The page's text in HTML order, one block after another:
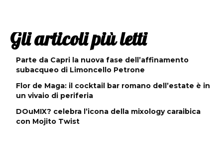
Gli articoli più letti
Parte da Capri la nuova fase dell’affinamento
subacqueo di Limoncello Petrone
Flor de Maga: il cocktail bar romano dell’estate è in
un vivaio di periferia
DOuMIX? celebra l’icona della mixology caraibica
con Mojito Twist